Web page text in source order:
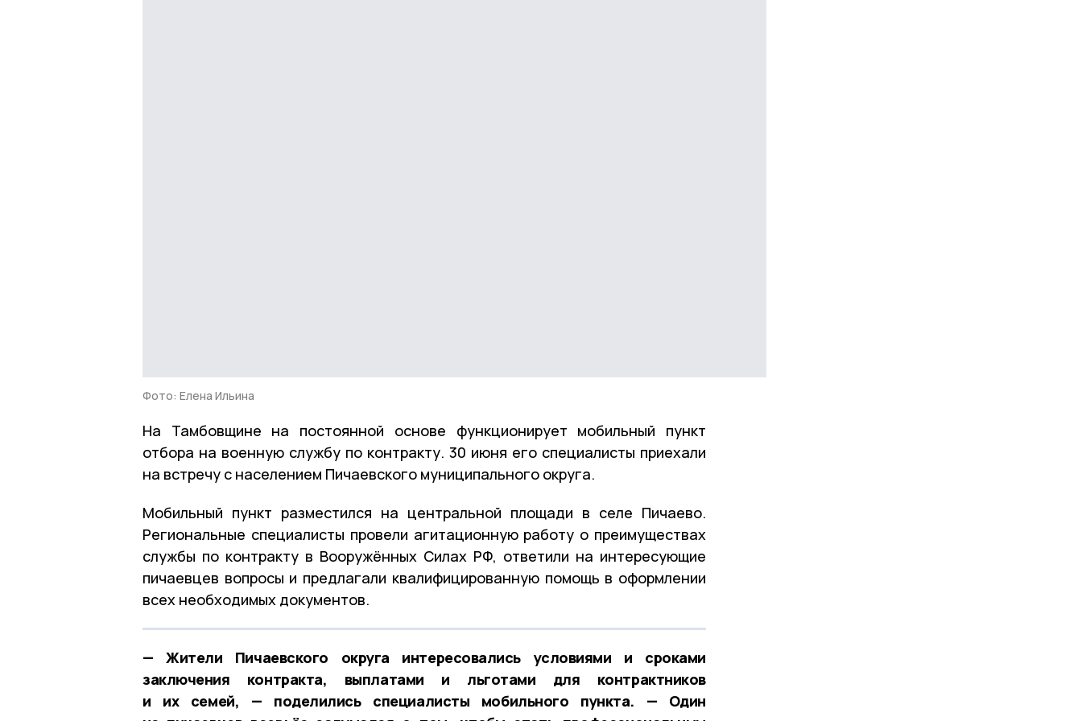
Фото: Елена Ильина
На Тамбовщине на постоянной основе функционирует мобильный пункт
отбора на военную службу по контракту. 30 июня его специалисты приехали
на встречу с населением Пичаевского муниципального округа.
Мобильный пункт разместился на центральной площади в селе Пичаево.
Региональные специалисты провели агитационную работу о преимуществах
службы по контракту в Вооружённых Силах РФ, ответили на интересующие
пичаевцев вопросы и предлагали квалифицированную помощь в оформлении
всех необходимых документов.
— Жители Пичаевского округа интересовались условиями и сроками
заключения контракта, выплатами и льготами для контрактников
и их семей, — поделились специалисты мобильного пункта. — Один